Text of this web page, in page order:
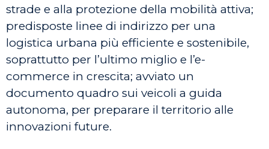
strade e alla protezione della mobilità attiva;
predisposte linee di indirizzo per una
logistica urbana più efficiente e sostenibile,
soprattutto per l’ultimo miglio e l’e-
commerce in crescita; avviato un
documento quadro sui veicoli a guida
autonoma, per preparare il territorio alle
innovazioni future.